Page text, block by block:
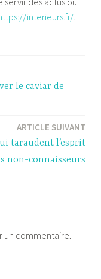
interieurs.fr/
le caviar de
ARTICLE SUIVANT
taraudent l’esprit
non-connaisseurs
un commentaire.